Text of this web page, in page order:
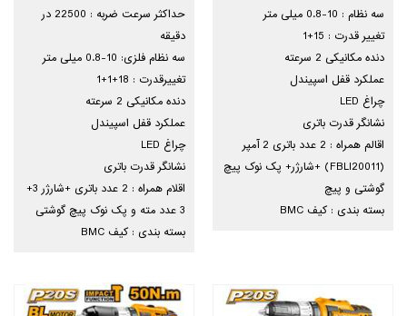
سه نظام : 10-0.8 میلی متر
تغییر قدرت : 15+1
دنده مکانیکی 2 سرعته
عملکرد قفل اسپیندل
چراغ LED
نشانگر قدرت باتری
اقالم همراه : 2 عدد باتری 2 آمپر
(FBLI20011) +شارژر+ پک نوک پیچ
گوشتی و پیچ
بسته بندی : کیف BMC
حداکثر سرعت ضربه : 22500 در
دقیقه
سه نظام فلزی: 10-0.8 میلی متر
تغییرقدرت : 18+1+1
دنده مکانیکی 2 سرعته
عملکرد قفل اسپیندل
چراغ LED
نشانگر قدرت باتری
اقلام همراه : 2 عدد باتری +شارژر 3+
3 عدد مته و پک نوک پیچ گوشتی
بسته بندی : کیف BMC